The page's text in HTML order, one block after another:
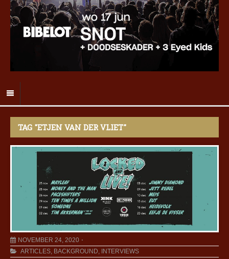
TAG "ETJEN VAN DER VLIET"
NOVEMBER 24, 2020
ARTICLES, BACKGROUND, INTERVIEWS